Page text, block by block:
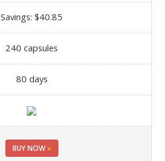
Savings: $40.85
240 capsules
80 days
BUY NOW »